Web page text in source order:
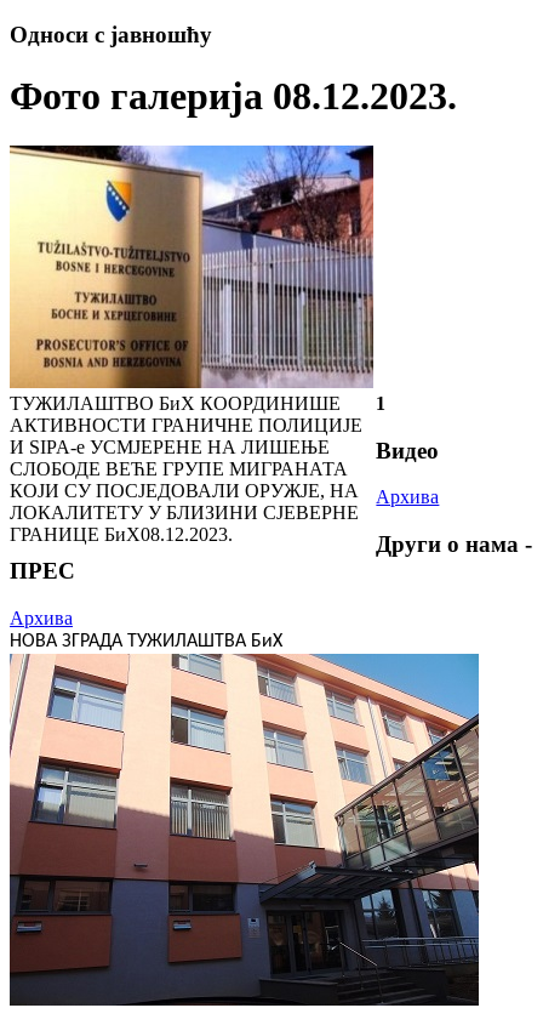
Односи с јавношћу
Фото галерија 08.12.2023.
ТУЖИЛАШТВО БиХ КООРДИНИШЕ
АКТИВНОСТИ ГРАНИЧНЕ ПОЛИЦИЈЕ
И SIPA-е УСМЈЕРЕНЕ НА ЛИШЕЊЕ
СЛОБОДЕ ВЕЋЕ ГРУПЕ МИГРАНАТА
КОЈИ СУ ПОСЈЕДОВАЛИ ОРУЖЈЕ, НА
ЛОКАЛИТЕТУ У БЛИЗИНИ СЈЕВЕРНЕ
ГРАНИЦЕ БиХ08.12.2023.
1
Видео
Архива
Други о нама -
ПРЕС
Архива
НОВА ЗГРАДА ТУЖИЛАШТВА БиХ